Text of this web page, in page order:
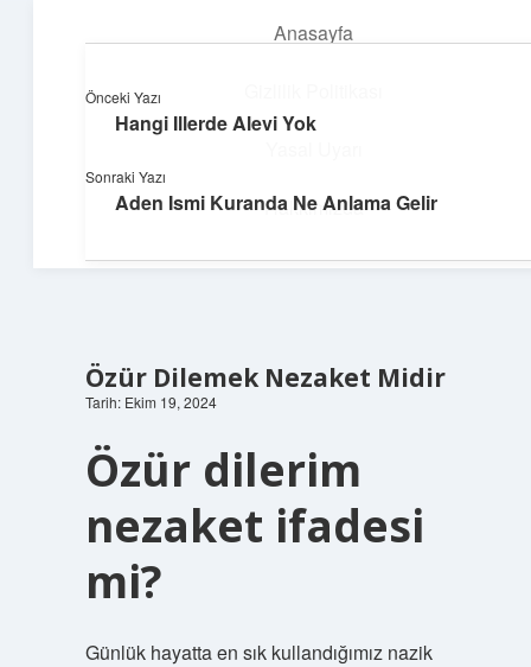
Anasayfa
Hakkımızda
Hafif Fikir Esintisi
Hayatına neşe katan kısa hikayeler!
Özür Dilemek Nezaket Midir
Tarih: Ekim 19, 2024
Özür dilerim
nezaket ifadesi
mi?
Günlük hayatta en sık kullandığımız nazik
Önceki Yazı
Hangi Illerde Alevi Yok
Sonraki Yazı
Aden Ismi Kuranda Ne Anlama Gelir